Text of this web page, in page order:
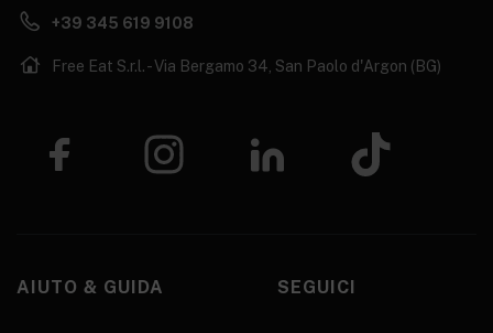
+39 345 619 9108
Free Eat S.r.l. - Via Bergamo 34, San Paolo d'Argon (BG)
AIUTO & GUIDA SEGUICI